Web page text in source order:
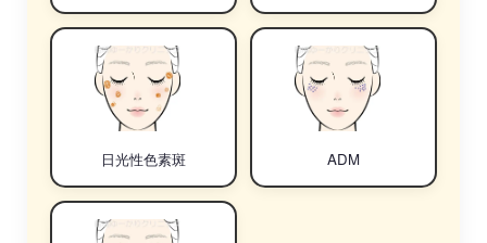
日光性色素斑 ADM